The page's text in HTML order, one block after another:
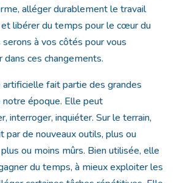
alléger durablement le travail
libérer du temps pour le cœur du
à vos côtés pour vous
dans ces changements.
artificielle fait partie des grandes
époque. Elle peut
interroger, inquiéter. Sur le terrain,
par de nouveaux outils, plus ou
ou moins mûrs. Bien utilisée, elle
du temps, à mieux exploiter les